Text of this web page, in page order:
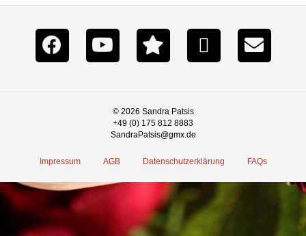
© 2026 Sandra Patsis
+49 (0) 175 812 8883
SandraPatsis@gmx.de
Impressum AGB Datenschutzerklärung FAQs